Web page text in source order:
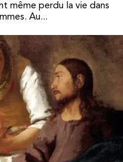
même perdu la vie dans
Au...